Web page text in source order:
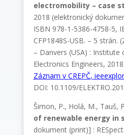
electromobility – case
2018 (elektronický
ISBN 978-1-5386-4758-5,
CFP1848S-USB. – 5 strán.
– Danvers (USA) : Institute
Electronics Engineers, 2018.
Záznam v CREPČ,
DOI: 10.1109/
Šimon, P., Holá, M., Tauš,
of renewable energy in
dokument (print)] :